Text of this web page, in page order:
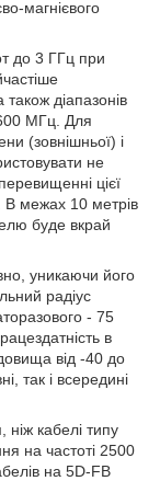
магнієвого
до 3 ГГц при
діапазонів
МГц. Для
(зовнішньої) і
не
цієї
В межах 10 метрів
буде вкрай
уникаючи його
радіус
- 75
в
від -40 до
так і всередині
, ніж кабелі типу
на частоті 2500
на 5D-FB